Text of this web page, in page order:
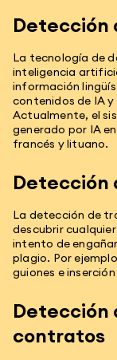
Detección
La tecnología de
inteligencia
información
contenidos de IA
Actualmente, el
generado por IA
francés y lituano.
Detección
La detección de
descubrir
intento de
plagio. Por
guiones e
Detección
contratos